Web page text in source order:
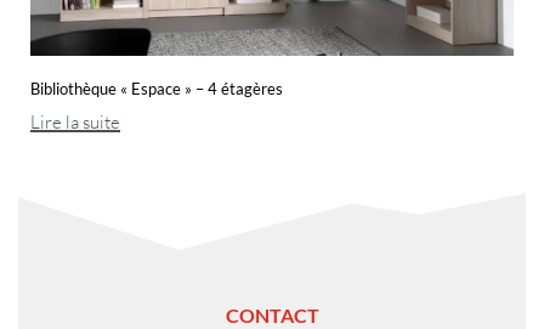
Bibliothèque « Espace » – 4 étagères
Lire la suite
CONTACT